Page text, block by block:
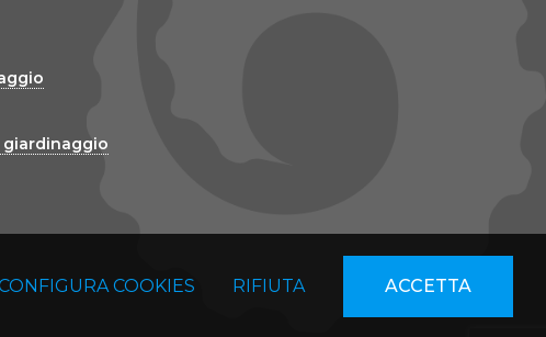
giardinaggio
COOKIES RIFIUTA ACCETTA